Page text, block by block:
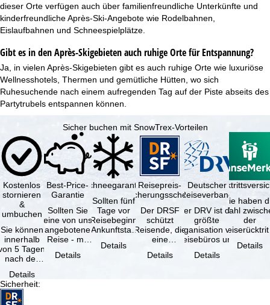
dieser Orte verfügen auch über familienfreundliche Unterkünfte und
kinderfreundliche Après-Ski-Angebote wie Rodelbahnen,
Eislaufbahnen und Schneespielplätze.
Gibt es in den Après-Skigebieten auch ruhige Orte für Entspannung?
Ja, in vielen Après-Skigebieten gibt es auch ruhige Orte wie luxuriöse
Wellnesshotels, Thermen und gemütliche Hütten, wo sich
Ruhesuchende nach einem aufregenden Tag auf der Piste abseits des
Partytrubels entspannen können.
Sicher buchen mit SnowTrex-Vorteilen
Kostenlos
stornieren
&
umbuchen
Sie können
innerhalb
5 Tagen
nach der
kostenfrei
…
Details
Best-Price-
Garantie
Sollten Sie
eine von uns
angebotene
Reise - mit
Leistung und
Details
Schneegarantie
Sollten fünf
Tage vor
Reisebeginn
(Ankunftstag)
Schneemangel
Details
Reisepreis-
Sicherungsschein
Der DRSF
schützt
Reisende, die
eine
oder
Details
Deutscher
Reiseverband
Der DRV ist die
größte
Organisation von
Reisebüros und
Reiseveranstaltern
in …
Details
Sie haben
Wahl
der
(inklusive
Details
Sicherheit: